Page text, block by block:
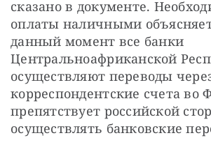
сказано в документе.
оплаты наличными
данный момент все банки
Центральноафриканской
осуществляют переводы
корреспондентские счета во
препятствует российской
осуществлять банковские